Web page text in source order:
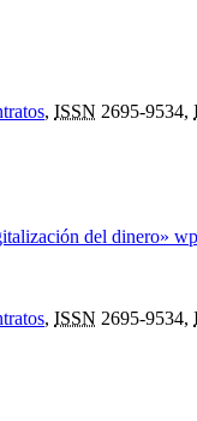
, ISSN 2695-9534,
del dinero»
, ISSN 2695-9534,